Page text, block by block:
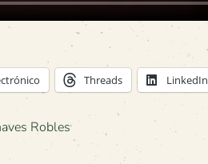
Threads LinkedIn
Robles